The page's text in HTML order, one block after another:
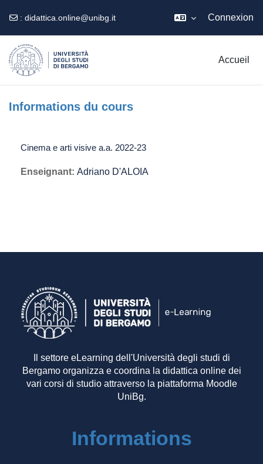
: didattica.online@unibg.it Connexion
Accueil
Informations du cours
Cinema e arti visive a.a. 2022-23
Enseignant: Adriano D'ALOIA
Il settore eLearning dell'Università degli studi di
Bergamo organizza e coordina la didattica online dei
vari corsi di studio attraverso la piattaforma Moodle
UniBg.
Informations